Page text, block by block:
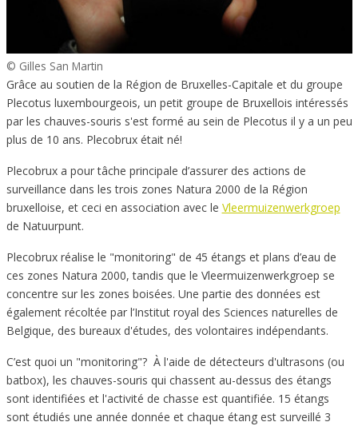
© Gilles San Martin
Grâce au soutien de la Région de Bruxelles-Capitale et du groupe
Plecotus luxembourgeois, un petit groupe de Bruxellois intéressés
par les chauves-souris s'est formé au sein de Plecotus il y a un peu
plus de 10 ans. Plecobrux était né!
Plecobrux a pour tâche principale d’assurer des actions de
surveillance dans les trois zones Natura 2000 de la Région
bruxelloise, et ceci en association avec le Vleermuizenwerkgroep
de Natuurpunt.
Plecobrux réalise le "monitoring" de 45 étangs et plans d’eau de
ces zones Natura 2000, tandis que le Vleermuizenwerkgroep se
concentre sur les zones boisées. Une partie des données est
également récoltée par l’Institut royal des Sciences naturelles de
Belgique, des bureaux d'études, des volontaires indépendants.
C’est quoi un "monitoring"? À l'aide de détecteurs d'ultrasons (ou
batbox), les chauves-souris qui chassent au-dessus des étangs
sont identifiées et l'activité de chasse est quantifiée. 15 étangs
sont étudiés une année donnée et chaque étang est surveillé 3